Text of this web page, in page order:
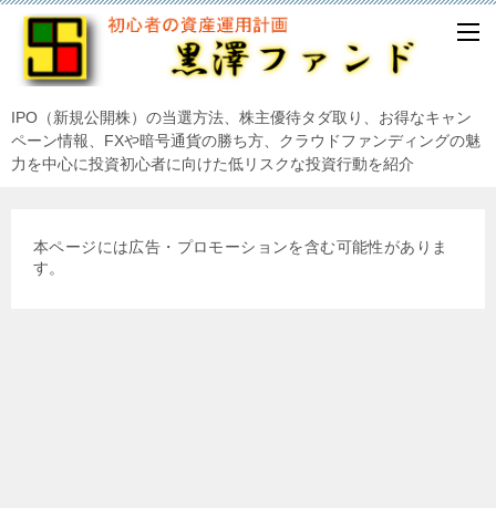
IPO（新規公開株）の当選方法、株主優待タダ取り、お得なキャン
ペーン情報、FXや暗号通貨の勝ち方、クラウドファンディングの魅
力を中心に投資初心者に向けた低リスクな投資行動を紹介
本ページには広告・プロモーションを含む可能性がありま
す。